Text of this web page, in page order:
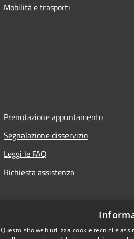
Mobilità e trasporti
Prenotazione appuntamento
Segnalazione disservizio
Leggi le FAQ
Richiesta assistenza
Questo sito web utilizza cookie tecnici e